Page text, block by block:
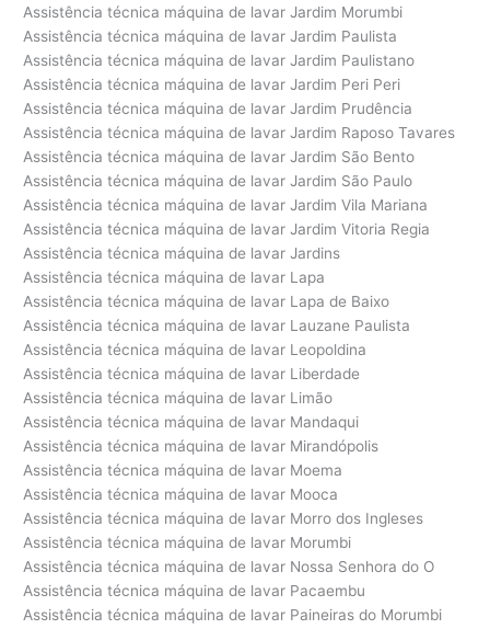
Assistência técnica máquina de lavar Jardim Morumbi
Assistência técnica máquina de lavar Jardim Paulista
Assistência técnica máquina de lavar Jardim Paulistano
Assistência técnica máquina de lavar Jardim Peri Peri
Assistência técnica máquina de lavar Jardim Prudência
Assistência técnica máquina de lavar Jardim Raposo Tavares
Assistência técnica máquina de lavar Jardim São Bento
Assistência técnica máquina de lavar Jardim São Paulo
Assistência técnica máquina de lavar Jardim Vila Mariana
Assistência técnica máquina de lavar Jardim Vitoria Regia
Assistência técnica máquina de lavar Jardins
Assistência técnica máquina de lavar Lapa
Assistência técnica máquina de lavar Lapa de Baixo
Assistência técnica máquina de lavar Lauzane Paulista
Assistência técnica máquina de lavar Leopoldina
Assistência técnica máquina de lavar Liberdade
Assistência técnica máquina de lavar Limão
Assistência técnica máquina de lavar Mandaqui
Assistência técnica máquina de lavar Mirandópolis
Assistência técnica máquina de lavar Moema
Assistência técnica máquina de lavar Mooca
Assistência técnica máquina de lavar Morro dos Ingleses
Assistência técnica máquina de lavar Morumbi
Assistência técnica máquina de lavar Nossa Senhora do O
Assistência técnica máquina de lavar Pacaembu
Assistência técnica máquina de lavar Paineiras do Morumbi